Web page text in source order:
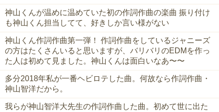
神山くんが温めに温めていた初の作詞作曲の楽曲 振り付け
も神山くん担当してて、好きしか言い様がない
神山くん作詞作曲第一弾！ 作詞作曲をしているジャニーズ
の方はたくさんいると思いますが、バリバリのEDMを作っ
た人は初めて見ました。神山くんは面白いなあ〜〜
多分2018年私が一番ヘビロテした曲。何故なら作詞作曲・
神山智洋だから。
我らが神山智洋大先生の作詞作曲した曲。初めて世に出た